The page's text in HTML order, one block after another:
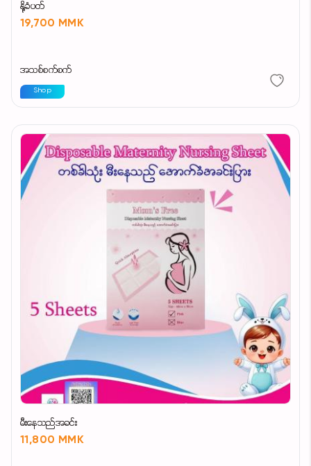
နို့ခံပတ်
19,700 MMK
အသစ်စက်စက်
Shop
မီးနေသည်အခင်း
11,800 MMK